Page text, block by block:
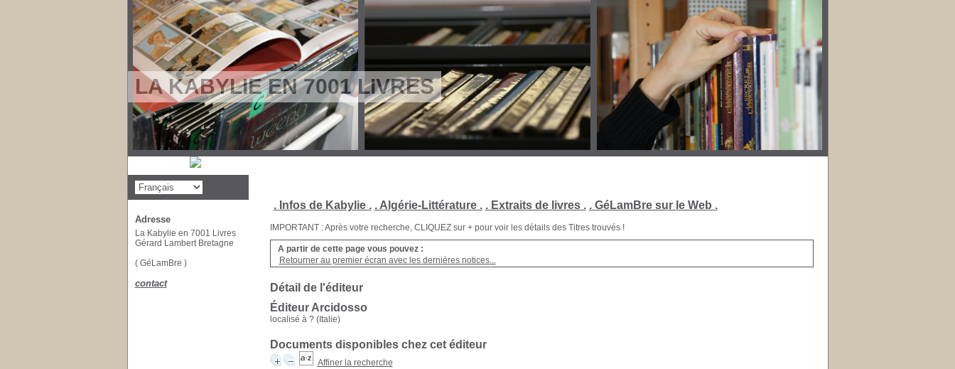
LA KABYLIE EN 7001 LIVRES
. Infos de Kabylie . . Algérie-Littérature . . Extraits de livres . . GéLamBre sur le Web .
IMPORTANT : Après votre recherche, CLIQUEZ sur + pour voir les détails des Titres trouvés !
A partir de cette page vous pouvez :
Retourner au premier écran avec les dernières notices...
Détail de l'éditeur
Éditeur Arcidosso
localisé à ? (Italie)
Documents disponibles chez cet éditeur
Affiner la recherche
Adresse
La Kabylie en 7001 Livres
Gérard Lambert Bretagne
( GéLamBre )
contact